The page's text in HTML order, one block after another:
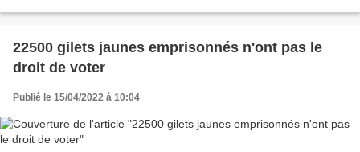
22500 gilets jaunes emprisonnés n'ont pas le
droit de voter
Publié le 15/04/2022 à 10:04